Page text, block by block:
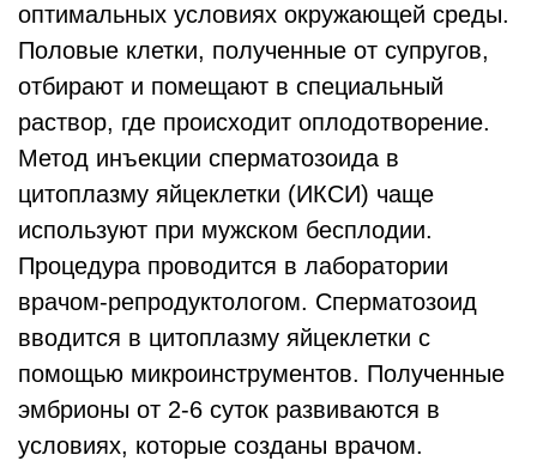
оптимальных условиях окружающей среды.
Половые клетки, полученные от супругов,
отбирают и помещают в специальный
раствор, где происходит оплодотворение.
Метод инъекции сперматозоида в
цитоплазму яйцеклетки (ИКСИ) чаще
используют при мужском бесплодии.
Процедура проводится в лаборатории
врачом-репродуктологом. Сперматозоид
вводится в цитоплазму яйцеклетки с
помощью микроинструментов. Полученные
эмбрионы от 2-6 суток развиваются в
условиях, которые созданы врачом.